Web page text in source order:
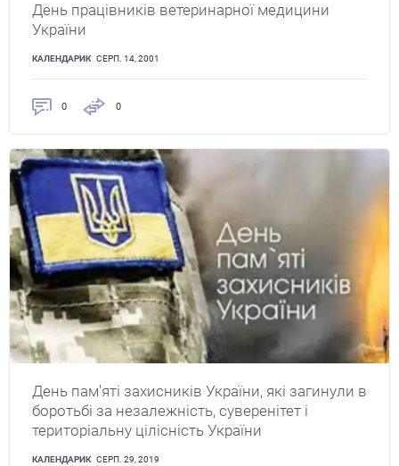
День працівників ветеринарної медицини
України
КАЛЕНДАРИК СЕРП. 14, 2001
0 0
День пам'яті захисників України, які загинули в
боротьбі за незалежність, суверенітет і
територіальну цілісність України
КАЛЕНДАРИК СЕРП. 29, 2019